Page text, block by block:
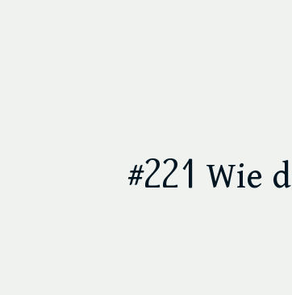
#221 Wie